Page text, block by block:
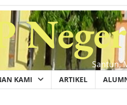
Santun,
KAMI ARTIKEL